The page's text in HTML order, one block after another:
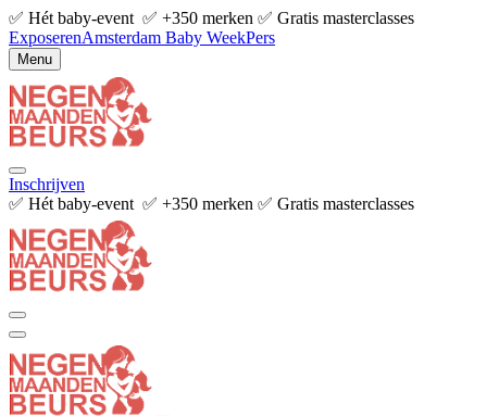
✅ Hét baby-event ✅ +350 merken ✅ Gratis masterclasses
ExposerenAmsterdam Baby WeekPers
Menu
Inschrijven
✅ Hét baby-event ✅ +350 merken ✅ Gratis masterclasses